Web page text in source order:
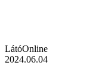
LátóOnline
2024.06.04